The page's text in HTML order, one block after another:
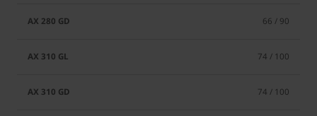
66 / 90
74 / 100
74 / 100